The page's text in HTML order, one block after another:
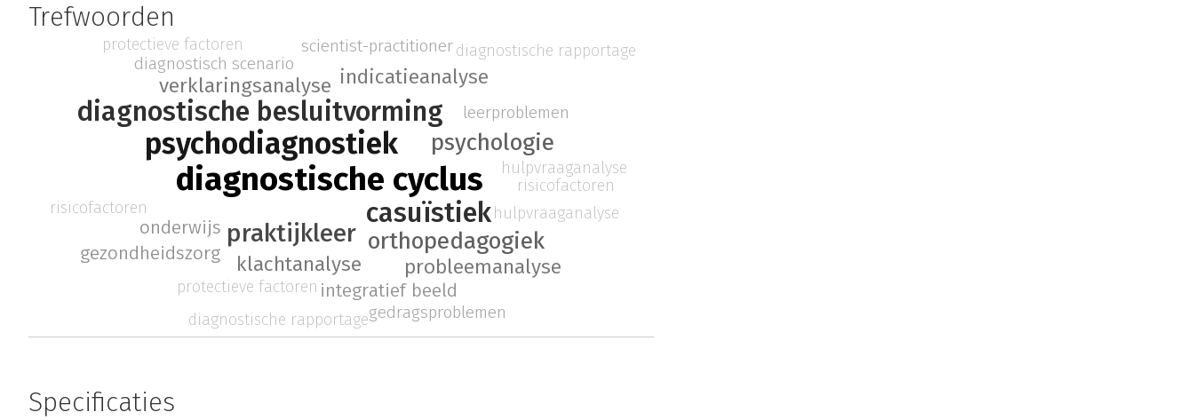
Trefwoorden
diagnostische cyclus
psychodiagnostiek
casuïstiek
diagnostische besluitvorming
praktijkleer
psychologie
orthopedagogiek
klachtanalyse
verklaringsanalyse indicatieanalyse
probleemanalyse
integratief beeld
gezondheidszorg
onderwijs
diagnostisch scenario
leerproblemen
scientist-practitioner
gedragsproblemen
protectieve factoren
diagnostische rapportage
hulpvraaganalyse
risicofactoren
protectieve factoren diagnostische rapportage
hulpvraaganalyse
risicofactoren
Specificaties